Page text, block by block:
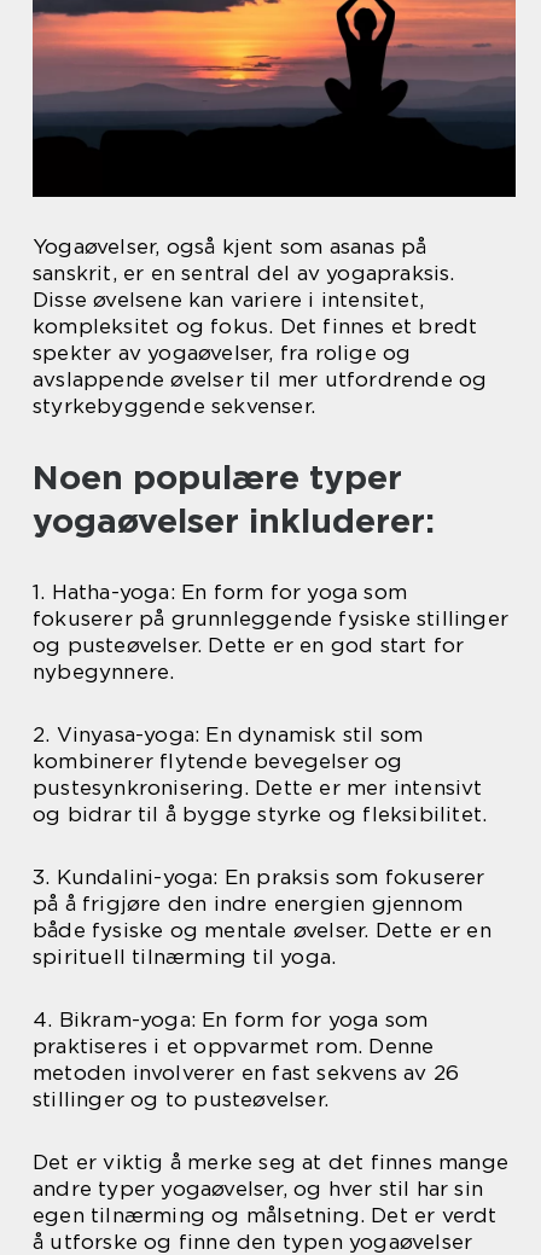
Yogaøvelser, også kjent som asanas på
sanskrit, er en sentral del av yogapraksis.
Disse øvelsene kan variere i intensitet,
kompleksitet og fokus. Det finnes et bredt
spekter av yogaøvelser, fra rolige og
avslappende øvelser til mer utfordrende og
styrkebyggende sekvenser.
Noen populære typer
yogaøvelser inkluderer:
1. Hatha-yoga: En form for yoga som
fokuserer på grunnleggende fysiske stillinger
og pusteøvelser. Dette er en god start for
nybegynnere.
2. Vinyasa-yoga: En dynamisk stil som
kombinerer flytende bevegelser og
pustesynkronisering. Dette er mer intensivt
og bidrar til å bygge styrke og fleksibilitet.
3. Kundalini-yoga: En praksis som fokuserer
på å frigjøre den indre energien gjennom
både fysiske og mentale øvelser. Dette er en
spirituell tilnærming til yoga.
4. Bikram-yoga: En form for yoga som
praktiseres i et oppvarmet rom. Denne
metoden involverer en fast sekvens av 26
stillinger og to pusteøvelser.
Det er viktig å merke seg at det finnes mange
andre typer yogaøvelser, og hver stil har sin
egen tilnærming og målsetning. Det er verdt
å utforske og finne den typen yogaøvelser